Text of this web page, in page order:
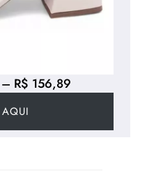
R$ 156,89